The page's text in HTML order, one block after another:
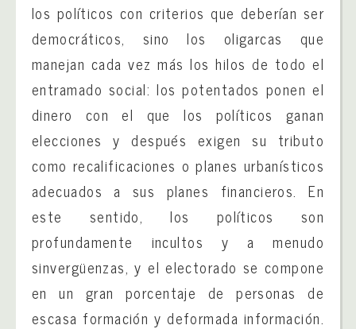
los políticos con criterios que deberían ser
democráticos, sino los oligarcas que
manejan cada vez más los hilos de todo el
entramado social: los potentados ponen el
dinero con el que los políticos ganan
elecciones y después exigen su tributo
como recalificaciones o planes urbanísticos
adecuados a sus planes financieros. En
este sentido, los políticos son
profundamente incultos y a menudo
sinvergüenzas, y el electorado se compone
en un gran porcentaje de personas de
escasa formación y deformada información.